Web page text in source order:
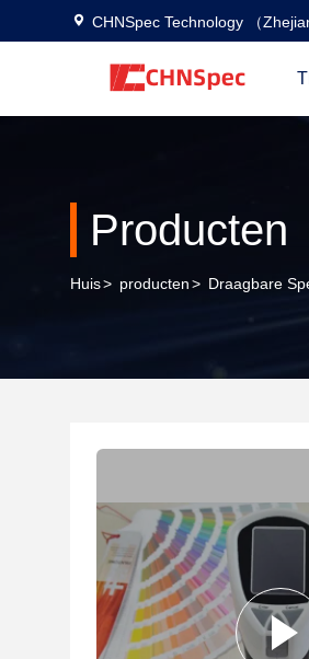
CHNSpec Technology （
Producten
Huis> producten> Draagbare